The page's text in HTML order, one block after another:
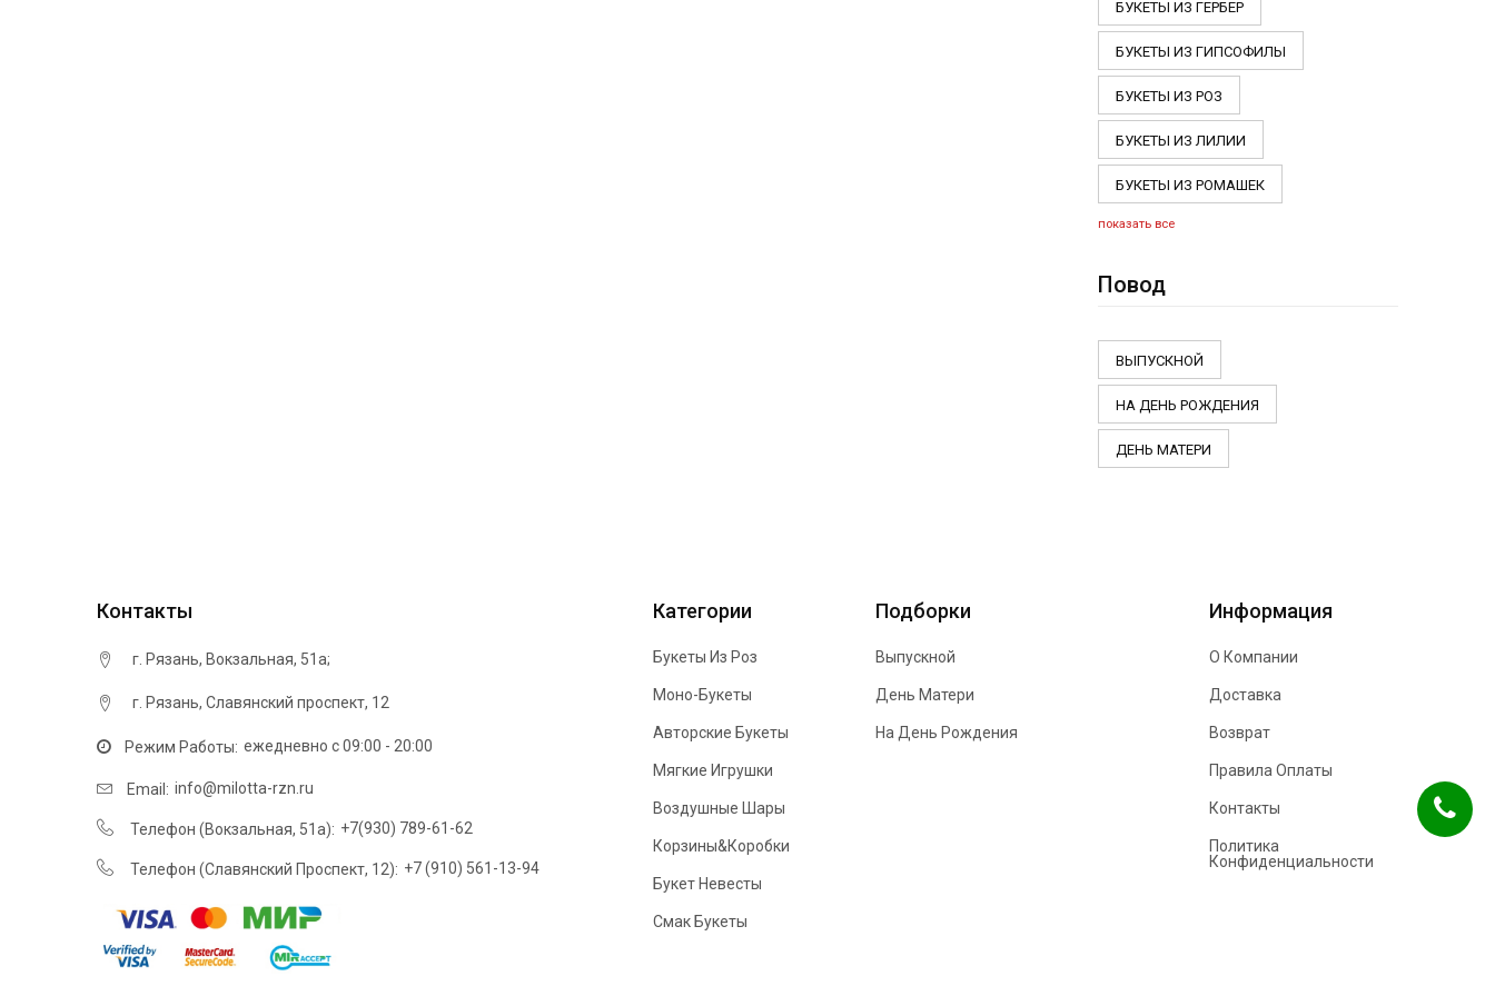
БУКЕТЫ ИЗ ГЕРБЕР
БУКЕТЫ ИЗ ГИПСОФИЛЫ
БУКЕТЫ ИЗ РОЗ
БУКЕТЫ ИЗ ЛИЛИИ
БУКЕТЫ ИЗ РОМАШЕК
показать все
Повод
ВЫПУСКНОЙ
НА ДЕНЬ РОЖДЕНИЯ
ДЕНЬ МАТЕРИ
Контакты
г. Рязань, ​Вокзальная, 51а;
г. Рязань, Cлавянский проспект, 12
Режим Работы: ежедневно с 09:00 - 20:00
Email: info@milotta-rzn.ru
Телефон (​Вокзальная, 51а): +7(930) 789-61-62
Телефон (Cлавянский Проспект, 12): +7 (910) 561-13-94
Категории
Букеты Из Роз
Моно-Букеты
Авторские Букеты
Мягкие Игрушки
Воздушные Шары
Корзины&Коробки
Букет Невесты
Смак Букеты
Подборки
Выпускной
День Матери
На День Рождения
Информация
О Компании
Доставка
Возврат
Правила Оплаты
Контакты
Политика
Конфиденциальности